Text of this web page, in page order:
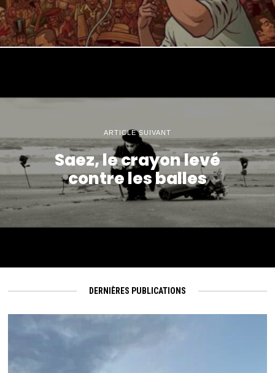
ARTICLE SUIVANT
Saez, le crayon levé
contre les balles
DERNIÈRES PUBLICATIONS